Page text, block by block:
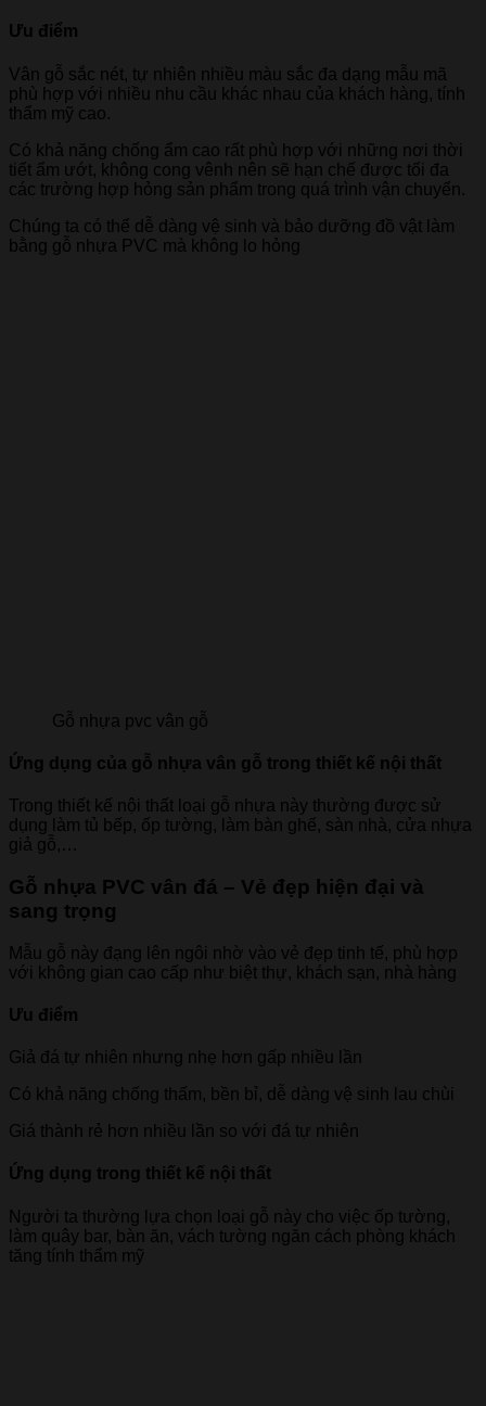
Ưu điểm
Vân gỗ sắc nét, tự nhiên nhiều màu sắc đa dạng mẫu mã
phù hợp với nhiều nhu cầu khác nhau của khách hàng, tính
thẩm mỹ cao.
Có khả năng chống ẩm cao rất phù hợp với những nơi thời
tiết ẩm ướt, không cong vênh nên sẽ hạn chế được tối đa
các trường hợp hỏng sản phẩm trong quá trình vận chuyển.
Chúng ta có thể dễ dàng vệ sinh và bảo dưỡng đồ vật làm
bằng gỗ nhựa PVC mà không lo hỏng
Gỗ nhựa pvc vân gỗ
Ứng dụng của gỗ nhựa vân gỗ trong thiết kế nội thất
Trong thiết kế nội thất loại gỗ nhựa này thường được sử
dụng làm tủ bếp, ốp tường, làm bàn ghế, sàn nhà, cửa nhựa
giả gỗ,…
Gỗ nhựa PVC vân đá – Vẻ đẹp hiện đại và
sang trọng
Mẫu gỗ này đạng lên ngôi nhờ vào vẻ đẹp tinh tế, phù hợp
với không gian cao cấp như biệt thự, khách sạn, nhà hàng
Ưu điểm
Giả đá tự nhiên nhưng nhẹ hơn gấp nhiều lần
Có khả năng chống thấm, bền bỉ, dễ dàng vệ sinh lau chùi
Giá thành rẻ hơn nhiều lần so với đá tự nhiên
Ứng dụng trong thiết kế nội thất
Người ta thường lựa chọn loại gỗ này cho việc ốp tường,
làm quây bar, bàn ăn, vách tường ngăn cách phòng khách
tăng tính thẩm mỹ